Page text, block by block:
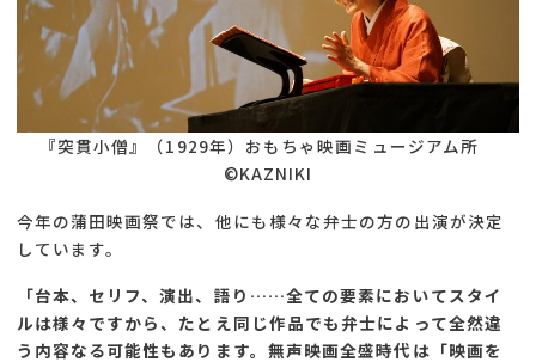
『突貫小僧』（1929年）おもちゃ映画ミュージアム所
©KAZNIKI
今年の蒲田映画祭では、他にも様々な弁士の方の出演が決定
しています。
「台本、セリフ、演出、語り……全ての要素においてスタイ
ルは様々ですから、たとえ同じ作品でも弁士によって全然違
う内容なる可能性もあります。無声映画全盛時代は「映画を